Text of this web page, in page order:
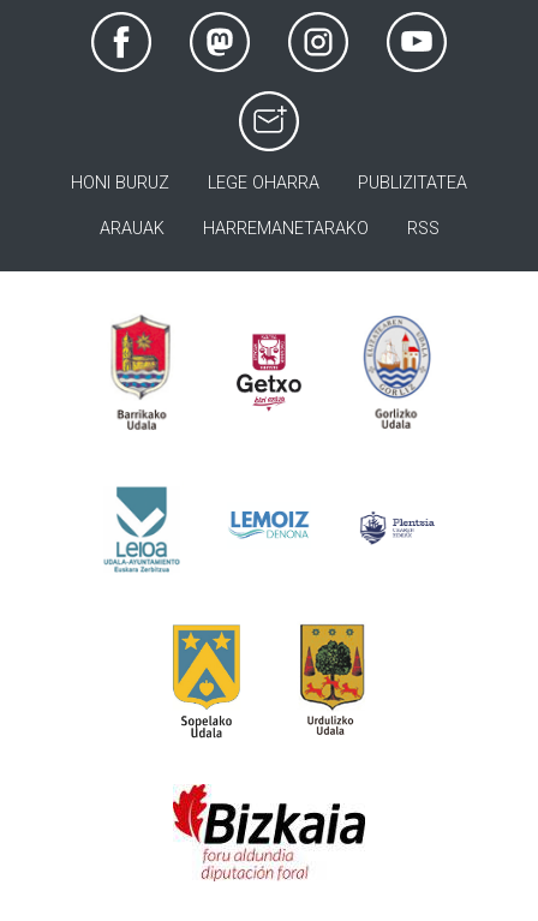
HONI BURUZ LEGE OHARRA PUBLIZITATEA
ARAUAK HARREMANETARAKO RSS